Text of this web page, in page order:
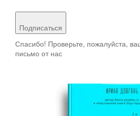
Подписаться
Спасибо! Проверьте, пожалуйста,
письмо от нас